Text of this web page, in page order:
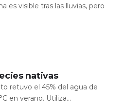
es visible tras las lluvias, pero
nativas
retuvo el 45% del agua de
en verano. Utiliza...